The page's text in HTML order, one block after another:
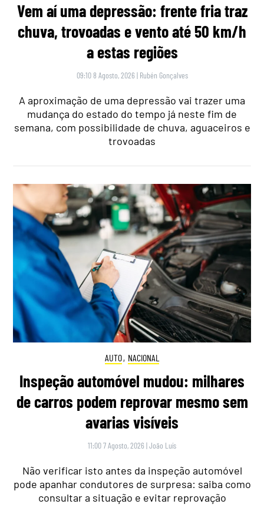
Vem aí uma depressão: frente fria traz
chuva, trovoadas e vento até 50 km/h
a estas regiões
09:10 8 Agosto, 2026 | Rubén Gonçalves
A aproximação de uma depressão vai trazer uma
mudança do estado do tempo já neste fim de
semana, com possibilidade de chuva, aguaceiros e
trovoadas
AUTO, NACIONAL
Inspeção automóvel mudou: milhares
de carros podem reprovar mesmo sem
avarias visíveis
11:00 7 Agosto, 2026 |João Luís
Não verificar isto antes da inspeção automóvel
pode apanhar condutores de surpresa: saiba como
consultar a situação e evitar reprovação